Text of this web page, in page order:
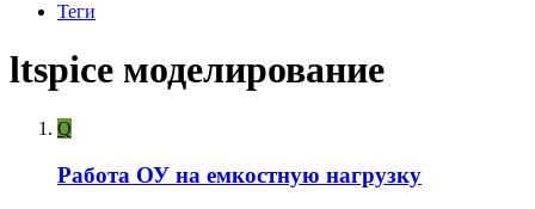
Теги
ltspice моделирование
Q
Работа ОУ на емкостную нагрузку